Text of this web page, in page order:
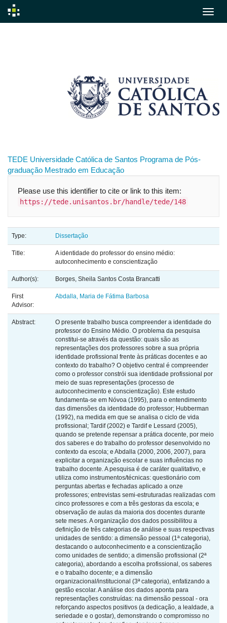
TEDE Universidade Católica de Santos Programa de Pós-
graduação Mestrado em Educação
Please use this identifier to cite or link to this item:
https://tede.unisantos.br/handle/tede/148
Type: Dissertação
Title:
A identidade do professor do ensino médio:
autoconhecimento e conscientização
Author(s): Borges, Sheila Santos Costa Brancatti
First
Advisor:
Abdalla, Maria de Fátima Barbosa
Abstract:
O presente trabalho busca compreender a identidade do
professor do Ensino Médio. O problema da pesquisa
constitui-se através da questão: quais são as
representações dos professores sobre a sua própria
identidade profissional frente às práticas docentes e ao
contexto do trabalho? O objetivo central é compreender
como o professor constrói sua identidade profissional por
meio de suas representações (processo de
autoconhecimento e conscientização). Este estudo
fundamenta-se em Nóvoa (1995), para o entendimento
das dimensões da identidade do professor; Hubberman
(1992), na medida em que se analisa o ciclo de vida
profissional; Tardif (2002) e Tardif e Lessard (2005),
quando se pretende repensar a prática docente, por meio
dos saberes e do trabalho do professor desenvolvido no
contexto da escola; e Abdalla (2000, 2006, 2007), para
explicitar a organização escolar e suas influências no
trabalho docente. A pesquisa é de caráter qualitativo, e
utiliza como instrumentos/técnicas: questionário com
perguntas abertas e fechadas aplicado a onze
professores; entrevistas semi-estruturadas realizadas com
cinco professores e com a três gestoras da escola; e
observação de aulas da maioria dos docentes durante
sete meses. A organização dos dados possibilitou a
definição de três categorias de análise e suas respectivas
unidades de sentido: a dimensão pessoal (1ª categoria),
destacando o autoconhecimento e a conscientização
como unidades de sentido; a dimensão profissional (2ª
categoria), abordando a escolha profissional, os saberes
e o trabalho docente; e a dimensão
organizacional/institucional (3ª categoria), enfatizando a
gestão escolar. A análise dos dados aponta para
representações construídas: na dimensão pessoal - ora
reforçando aspectos positivos (a dedicação, a lealdade, a
seriedade e o gostar), demonstrando o compromisso no